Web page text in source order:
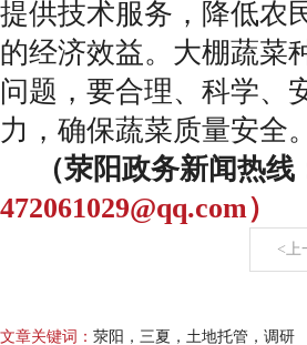
提供技术服务，降低农
的经济效益。大棚蔬菜
问题，要合理、科学、
力，确保蔬菜质量安全。
（荥阳政务新闻热
472061029@qq.com）
<上
文章关键词： 荥阳，三夏，土地托管，调研